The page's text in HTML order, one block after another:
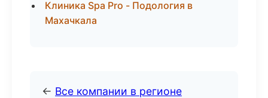
Клиника Spa Pro - Подология в
Махачкала
← Все компании в регионе